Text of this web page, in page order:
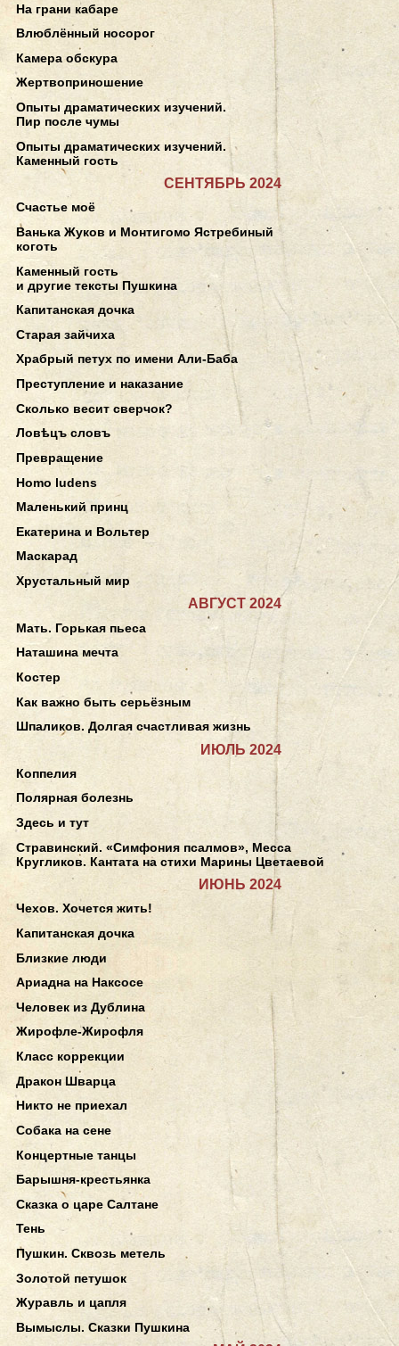
На грани кабаре
Влюблённый носорог
Камера обскура
Жертвоприношение
Опыты драматических изучений.
Пир после чумы
Опыты драматических изучений.
Каменный гость
СЕНТЯБРЬ 2024
Счастье моё
Ванька Жуков и Монтигомо Ястребиный
коготь
Каменный гость
и другие тексты Пушкина
Капитанская дочка
Старая зайчиха
Храбрый петух по имени Али-Баба
Преступление и наказание
Сколько весит сверчок?
Ловѣцъ словъ
Превращение
Homo ludens
Маленький принц
Екатерина и Вольтер
Маскарад
Хрустальный мир
АВГУСТ 2024
Мать. Горькая пьеса
Наташина мечта
Костер
Как важно быть серьёзным
Шпаликов. Долгая счастливая жизнь
ИЮЛЬ 2024
Коппелия
Полярная болезнь
Здесь и тут
Стравинский. «Симфония псалмов», Месса
Кругликов. Кантата на стихи Марины Цветаевой
ИЮНЬ 2024
Чехов. Хочется жить!
Капитанская дочка
Близкие люди
Ариадна на Наксосе
Человек из Дублина
Жирофле-Жирофля
Класс коррекции
Дракон Шварца
Никто не приехал
Собака на сене
Концертные танцы
Барышня-крестьянка
Сказка о царе Салтане
Тень
Пушкин. Сквозь метель
Золотой петушок
Журавль и цапля
Вымыслы. Сказки Пушкина